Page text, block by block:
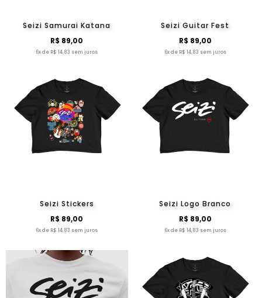
Seizi Samurai Katana
R$ 89,00
6x de R$ 14,83 sem juros
Seizi Guitar Fest
R$ 89,00
6x de R$ 14,83 sem juros
Seizi Stickers
R$ 89,00
6x de R$ 14,83 sem juros
Seizi Logo Branco
R$ 89,00
6x de R$ 14,83 sem juros